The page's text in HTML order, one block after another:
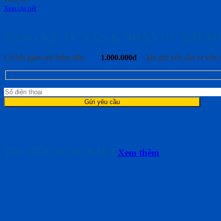
Xem chi tiết
Cơ hội giảm trừ thêm đến 1.000.000đ khi gửi yêu cầu tư vấn
Xem thêm